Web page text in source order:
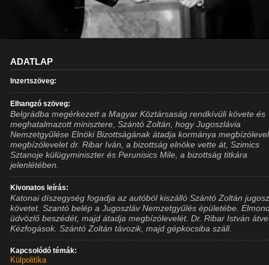
ADATLAP
Inzertszöveg:
Elhangzó szöveg:
Belgrádba megérkezett a Magyar Köztársaság rendkívüli követe és
meghatalmazott minisztere, Szántó Zoltán, hogy Jugoszlávia
Nemzetgyűlése Elnöki Bizottságának átadja kormánya
megbízólevelet dr. Ribar Iván, a bizottság elnöke vette át, Szimics
Sztanoje külügyminiszter és Perunisics Mile, a bizottság titkára
jelenlétében.
Kivonatos leírás:
Katonai díszegység fogadja az autóból kiszálló Szántó Zoltán
követet. Szantó belép a Jugoszláv Nemzetgyűlés épületébe.
üdvözlő beszédét, majd átadja megbízólevelét. Dr. Ribar István
Kézfogások. Szántó Zoltán távozik, majd gépkocsiba száll.
Kapcsolódó témák:
Külpolitika